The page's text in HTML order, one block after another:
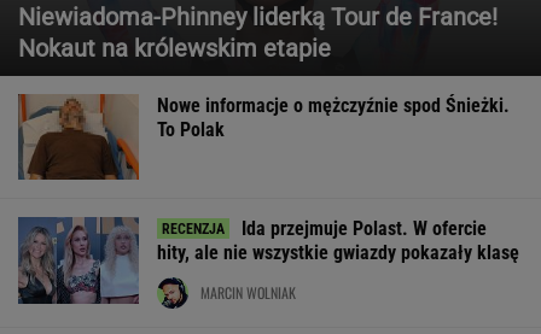
Niewiadoma-Phinney liderką Tour de France!
Nokaut na królewskim etapie
Nowe informacje o mężczyźnie spod Śnieżki.
To Polak
Ida przejmuje Polast. W ofercie
hity, ale nie wszystkie gwiazdy pokazały klasę
MARCIN WOLNIAK